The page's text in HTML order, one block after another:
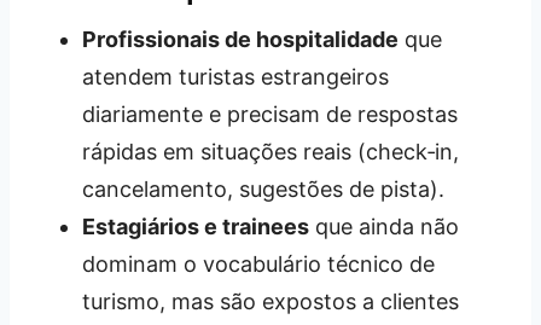
Profissionais de hospitalidade que
atendem turistas estrangeiros
diariamente e precisam de respostas
rápidas em situações reais (check‑in,
cancelamento, sugestões de pista).
Estagiários e trainees que ainda não
dominam o vocabulário técnico de
turismo, mas são expostos a clientes